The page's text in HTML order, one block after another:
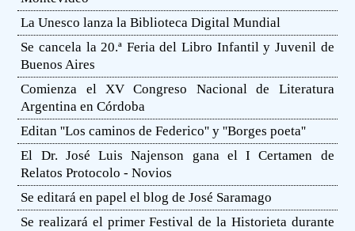
La Unesco lanza la Biblioteca Digital Mundial
Se cancela la 20.ª Feria del Libro Infantil y Juvenil de
Buenos Aires
Comienza el XV Congreso Nacional de Literatura
Argentina en Córdoba
Editan ''Los caminos de Federico'' y ''Borges poeta''
El Dr. José Luis Najenson gana el I Certamen de
Relatos Protocolo - Novios
Se editará en papel el blog de José Saramago
Se realizará el primer Festival de la Historieta durante